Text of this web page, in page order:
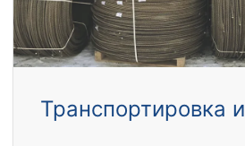
Транспортировка